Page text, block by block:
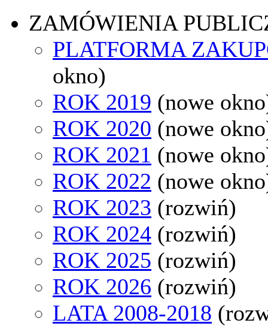
ZAMÓWIENIA
PLATFORMA
okno)
ROK 2019 (nowe
ROK 2020 (nowe
ROK 2021 (nowe
ROK 2022 (nowe
ROK 2023 (rozwiń)
ROK 2024 (rozwiń)
ROK 2025 (rozwiń)
ROK 2026 (rozwiń)
LATA 2008-2018